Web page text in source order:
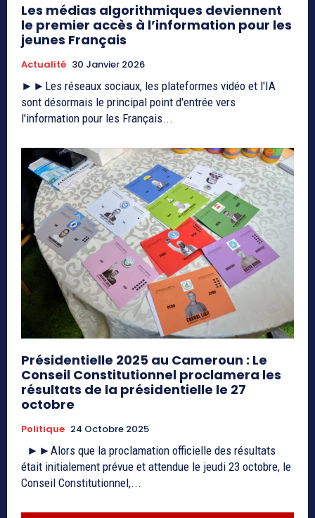
Les médias algorithmiques deviennent
le premier accès à l’information pour les
jeunes Français
Actualité 30 Janvier 2026
►►Les réseaux sociaux, les plateformes vidéo et l'IA
sont désormais le principal point d'entrée vers
l'information pour les Français...
Présidentielle 2025 au Cameroun : Le
Conseil Constitutionnel proclamera les
résultats de la présidentielle le 27
octobre
Politique 24 Octobre 2025
était initialement prévue et attendue le jeudi 23 octobre, le
Conseil Constitutionnel,...